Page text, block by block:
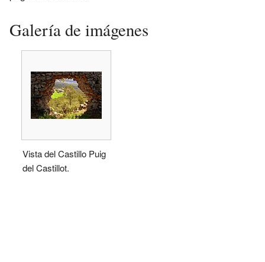
Galería de imágenes
Vista del Castillo Puig
del Castillot.